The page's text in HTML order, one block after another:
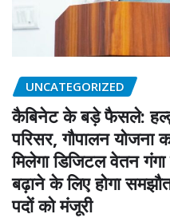
UNCATEGORIZED
कैबिनेट के बड़े फैसले:
परिसर, गौपालन योजना
मिलेगा डिजिटल वेतन
बढ़ाने के लिए होगा
पदों को मंजूरी